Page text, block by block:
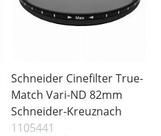
Schneider Cinefilter True-
Match Vari-ND 82mm
Schneider-Kreuznach
1105441